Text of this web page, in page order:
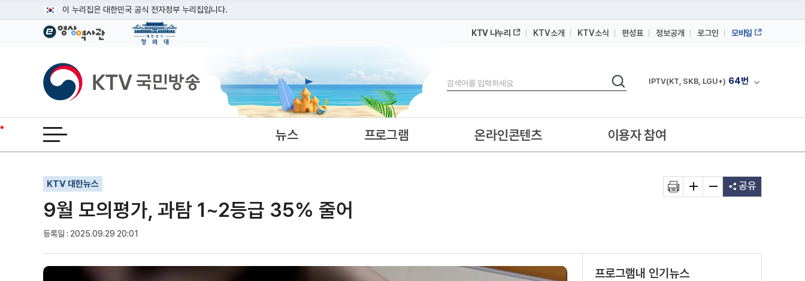
이 누리집은 대한민국 공식 전자정부 누리집입니다.
공식 누리집 주소 확인하기
이밖에 or.kr 또는 .kr등 다른 도메인 주소를 사용하고 있다면 아래 URL에서 도메인 주소를 확인해 보세요
운영중인 공식 누리집보기
KTV 나누리 KTV소개 KTV소식 편성표 정보공개 로그인 모바일
KTV국민방송
검색
검색 채널안내 펼쳐
스카이라이프 164번
스카이라이프 164번
스카이라이프
전체메뉴 열기 뉴스 프로그램 온라인콘텐츠 이용자 참여
KTV 대한뉴스
9월 모의평가, 과탐 1~2등급 35% 줄어
등록일 : 2025.09.29 20:01
기사인쇄
글자확대
글자축소 공유
프로그램내 인기뉴스